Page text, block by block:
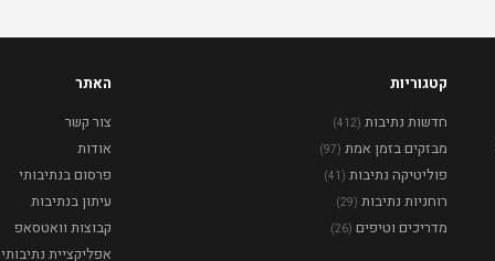
קטגוריות
חדשות נתיבות (412)
מבזקים בזמן אמת (97)
פוליטיקה נתיבות (41)
רוחניות נתיבות (29)
מדריכים וטיפים (26)
האתר
צור קשר
אודות
פרסום בנתיבותי
עיתון בנתיבות
קבוצות וואטסאפ
אפליקציית נתיבותי